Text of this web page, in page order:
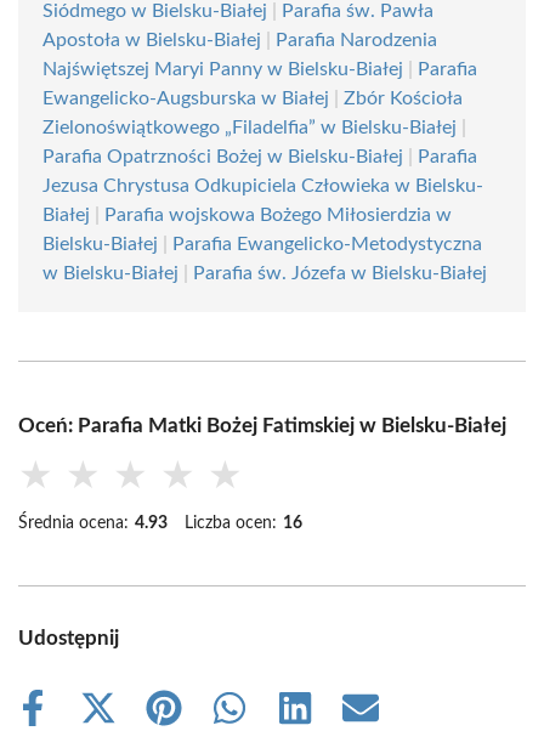
Siódmego w Bielsku-Białej
Parafia św. Pawła
Apostoła w Bielsku-Białej
Parafia Narodzenia
Najświętszej Maryi Panny w Bielsku-Białej
Parafia
Ewangelicko-Augsburska w Białej
Zbór Kościoła
Zielonoświątkowego „Filadelfia” w Bielsku-Białej
Parafia Opatrzności Bożej w Bielsku-Białej
Parafia
Jezusa Chrystusa Odkupiciela Człowieka w Bielsku-
Białej
Parafia wojskowa Bożego Miłosierdzia w
Bielsku-Białej
Parafia Ewangelicko-Metodystyczna
w Bielsku-Białej
Parafia św. Józefa w Bielsku-Białej
Oceń: Parafia Matki Bożej Fatimskiej w Bielsku-Białej
★ ★ ★ ★ ★
Średnia ocena: 4.93 Liczba ocen: 16
Udostępnij
Share
Share
Share
Share
Share
Share